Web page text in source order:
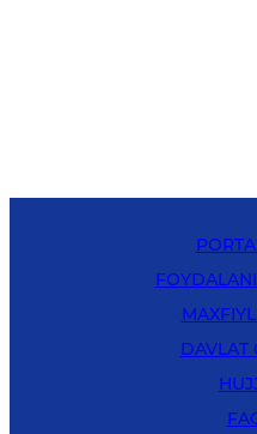
DAVLAT